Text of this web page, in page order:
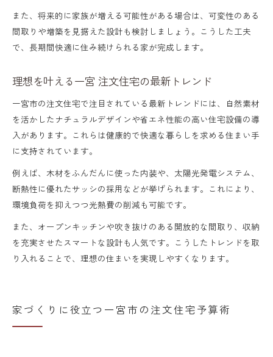
デザイン性と機能性を両立する注文住宅の
工夫
一宮市で人気のおしゃれな注文住宅の特徴
ア集
家族の理想を叶える注文住宅デザイン提案
また、将来的に家族が増える可能性がある場合は、可変性のある
間取りや増築を見据えた設計も検討しましょう。こうした工夫
で、長期間快適に住み続けられる家が完成します。
理想を叶える一宮 注文住宅の最新トレンド
一宮市の注文住宅で注目されている最新トレンドには、自然素材
を活かしたナチュラルデザインや省エネ性能の高い住宅設備の導
入があります。これらは健康的で快適な暮らしを求める住まい手
に支持されています。
例えば、木材をふんだんに使った内装や、太陽光発電システム、
断熱性に優れたサッシの採用などが挙げられます。これにより、
環境負荷を抑えつつ光熱費の削減も可能です。
また、オープンキッチンや吹き抜けのある開放的な間取り、収納
を充実させたスマートな設計も人気です。こうしたトレンドを取
り入れることで、理想の住まいを実現しやすくなります。
家づくりに役立つ一宮市の注文住宅予算術